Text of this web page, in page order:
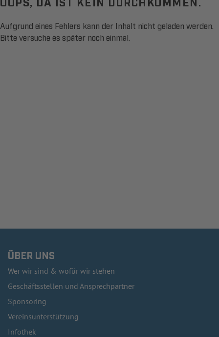
Aufgrund eines Fehlers kann der Inhalt nicht geladen werden.
Bitte versuche es später noch einmal.
ÜBER UNS
Wer wir sind & wofür wir stehen
Geschäftsstellen und Ansprechpartner
Sponsoring
Vereinsunterstützung
Infothek